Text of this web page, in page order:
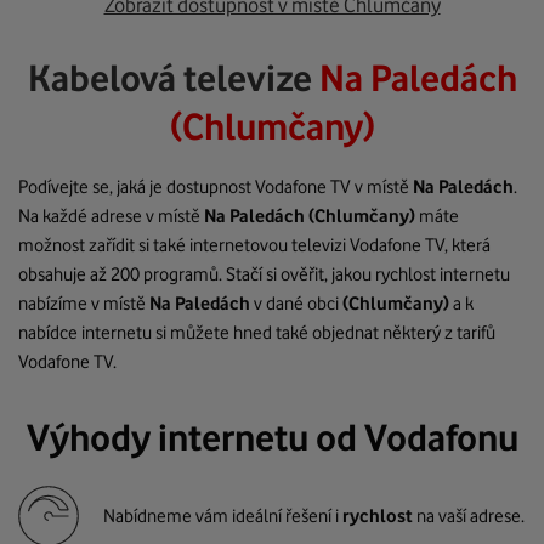
Zobrazit dostupnost v místě Chlumčany
Kabelová televize Na Paledách
(Chlumčany)
Podívejte se, jaká je dostupnost Vodafone TV v místě Na Paledách.
Na každé adrese v místě Na Paledách (Chlumčany) máte
možnost zařídit si také internetovou televizi Vodafone TV, která
obsahuje až 200 programů. Stačí si ověřit, jakou rychlost internetu
nabízíme v místě Na Paledách v dané obci(Chlumčany)a k
nabídce internetu si můžete hned také objednat některý z tarifů
Vodafone TV.
Výhody internetu od Vodafonu
Nabídneme vám ideální řešení i rychlost na vaší adrese.